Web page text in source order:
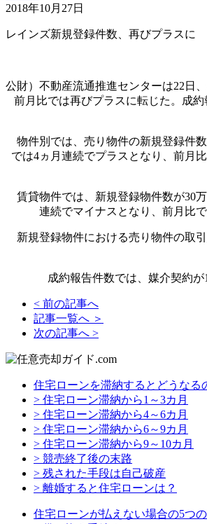
2018年10月27日
レインズ新規登録件数、再びプラスに
公財）不動産流通推進センターは22日
前月比では再びプラスに転じた。成
物件別では、売り物件の新規登録件数
では4ヵ月連続でプラスとなり、前月
賃貸物件では、新規登録物件数が30
連続でマイナスとなり、前月比
新規登録物件における売り物件の取引
成約報告件数では、媒介契約が
< 前の記事へ
記事一覧へ ＞
次の記事へ >
住宅ローンを滞納するとどうなる
> 住宅ローン滞納から1～3カ月
> 住宅ローン滞納から4～6カ月
> 住宅ローン滞納から6～9カ月
> 住宅ローン滞納から9～10カ月
> 競売終了後の末路
> 残された手段は自己破産
> 離婚すると住宅ローンは？
住宅ローンが払えない場合の5つ